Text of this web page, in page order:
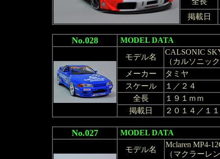
掲載日
No.028
MODEL DATA
モデル名
CALSONIC
（カルソニッ
メーカー
タミヤ
スケール
１／２４
全長
１９１ｍｍ
掲載日
２０１４／１
No.027
MODEL DATA
モデル名
Mclaren MP4-
（マクラーレ